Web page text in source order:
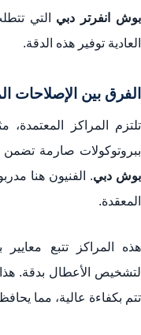
بوش انفرتر دبي التي
العادية توفير هذه الدقة.
الفرق بين الإصلاحات
ببروتوكولات صارمة
بوش دبي. الفنيون هنا
المعقدة.
هذه المراكز تتبع
لتشخيص الأعطال بدقة.
تتم بكفاءة عالية، مما